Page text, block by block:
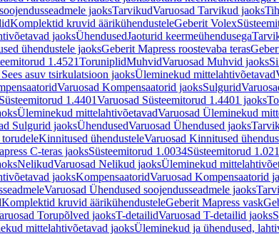
jaoksTarvikudVaruosad Tarvikud jaoks
Komplektid kruvid äärikühendusteleGeberit Volex
jaoksÜhendusedJaoturid keermeühendusega
ühendustele jaoksGeberit Mapress roostevaba teras
1.4521ToruniplidMuhvidVaruosad Muhvid jaoks
asuv tsirkulatsioon jaoksÜleminekud mittelahtivõetavad
Varuosad Kompensaatorid jaoksSulgurid
Süsteemitorud 1.4401Varuosad Süsteemitorud 1.4401 jaoks
Üleminekud mittelahtivõetavadVaruosad Üleminekud
Sulgurid jaoksÜhendusedVaruosad Ühendused jaoks
Kinnitused ühendusteleVaruosad Kinnitused
C-teras jaoksSüsteemitorud 1.0034Süsteemitorud
NelikudVaruosad Nelikud jaoksÜleminekud
jaoksKompensaatoridVaruosad Kompensaatorid
Varuosad Ühendused soojendusseadmele jaoks
Komplektid kruvid äärikühendusteleGeberit Mapress vask
Torupõlved jaoksT-detailidVaruosad T-detailid jaoks
mittelahtivõetavad jaoksÜleminekud ja ühendused,